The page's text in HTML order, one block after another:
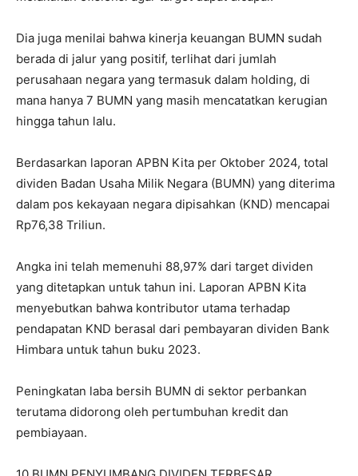
Dia juga menilai bahwa kinerja keuangan BUMN sudah
berada di jalur yang positif, terlihat dari jumlah
perusahaan negara yang termasuk dalam holding, di
mana hanya 7 BUMN yang masih mencatatkan kerugian
hingga tahun lalu.
Berdasarkan laporan APBN Kita per Oktober 2024, total
dividen Badan Usaha Milik Negara (BUMN) yang diterima
dalam pos kekayaan negara dipisahkan (KND) mencapai
Rp76,38 Triliun.
Angka ini telah memenuhi 88,97% dari target dividen
yang ditetapkan untuk tahun ini. Laporan APBN Kita
menyebutkan bahwa kontributor utama terhadap
pendapatan KND berasal dari pembayaran dividen Bank
Himbara untuk tahun buku 2023.
Peningkatan laba bersih BUMN di sektor perbankan
terutama didorong oleh pertumbuhan kredit dan
pembiayaan.